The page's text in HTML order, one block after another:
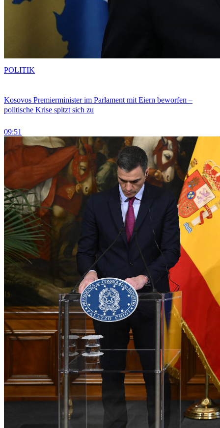
Kosovos Premierminister im Parlament mit Eiern beworfen –
politische Krise spitzt sich zu
09:51
POLITIK